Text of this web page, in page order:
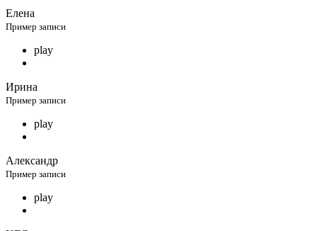
Елена
Пример записи
play
Ирина
Пример записи
play
Александр
Пример записи
play